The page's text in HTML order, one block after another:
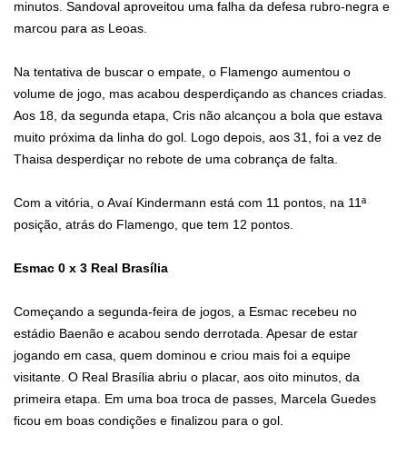
minutos. Sandoval aproveitou uma falha da defesa rubro-negra e
marcou para as Leoas.
Na tentativa de buscar o empate, o Flamengo aumentou o
volume de jogo, mas acabou desperdiçando as chances criadas.
Aos 18, da segunda etapa, Cris não alcançou a bola que estava
muito próxima da linha do gol. Logo depois, aos 31, foi a vez de
Thaisa desperdiçar no rebote de uma cobrança de falta.
Com a vitória, o Avaí Kindermann está com 11 pontos, na 11ª
posição, atrás do Flamengo, que tem 12 pontos.
Esmac 0 x 3 Real Brasília
Começando a segunda-feira de jogos, a Esmac recebeu no
estádio Baenão e acabou sendo derrotada. Apesar de estar
jogando em casa, quem dominou e criou mais foi a equipe
visitante. O Real Brasília abriu o placar, aos oito minutos, da
primeira etapa. Em uma boa troca de passes, Marcela Guedes
ficou em boas condições e finalizou para o gol.